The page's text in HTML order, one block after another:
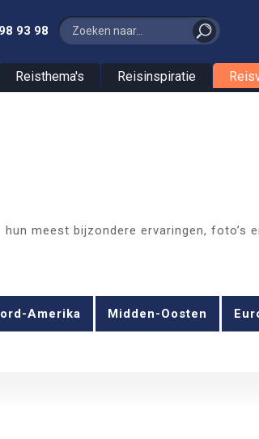
93 98
Reisthema's Reisinspiratie
meest bijzondere ervaringen, foto’s
Amerika Midden-Oosten